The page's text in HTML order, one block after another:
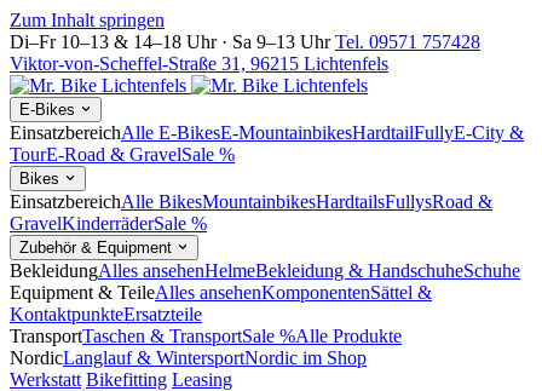
Zum Inhalt springen
Di–Fr 10–13 & 14–18 Uhr · Sa 9–13 Uhr Tel. 09571 757428
Viktor-von-Scheffel-Straße 31, 96215 Lichtenfels
E-Bikes
EinsatzbereichAlle E-BikesE-MountainbikesHardtailFullyE-City &
TourE-Road & GravelSale %
Bikes
EinsatzbereichAlle BikesMountainbikesHardtailsFullysRoad &
GravelKinderräderSale %
Zubehör & Equipment
BekleidungAlles ansehenHelmeBekleidung & HandschuheSchuhe
Equipment & TeileAlles ansehenKomponentenSättel &
KontaktpunkteErsatzteile
TransportTaschen & TransportSale %Alle Produkte
NordicLanglauf & WintersportNordic im Shop
Werkstatt Bikefitting Leasing